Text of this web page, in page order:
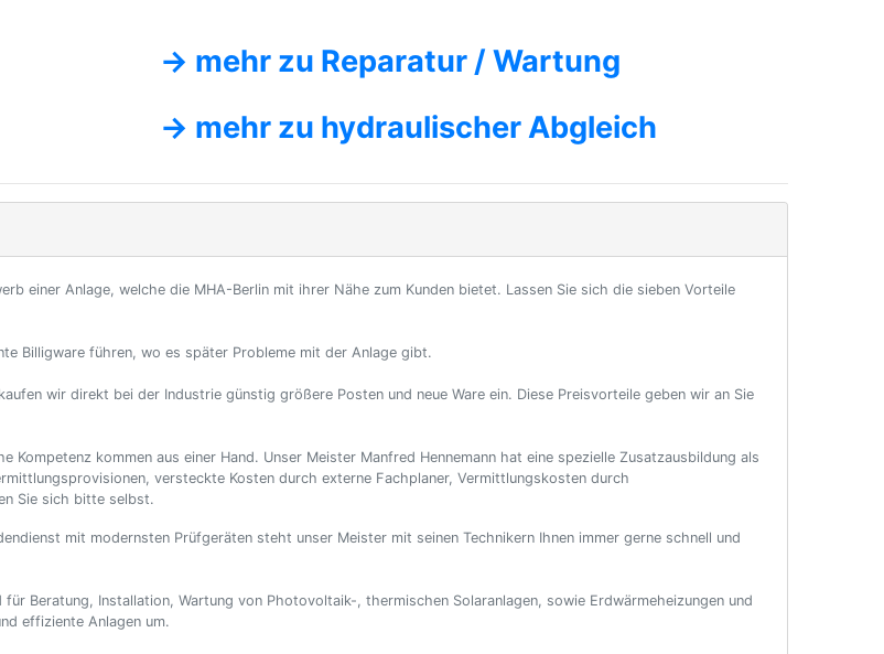
→ mehr zu Reparatur / Wartung
→ mehr zu hydraulischer Abgleich
einer Anlage, welche die MHA-Berlin mit ihrer Nähe zum Kunden bietet. Lassen Sie sich die sieben Vorteile
Billigware führen, wo es später Probleme mit der Anlage gibt.
wir direkt bei der Industrie günstig größere Posten und neue Ware ein. Diese Preisvorteile geben wir an Sie
kommen aus einer Hand. Unser Meister Manfred Hennemann hat eine spezielle Zusatzausbildung als
versteckte Kosten durch externe Fachplaner, Vermittlungskosten durch
Sie sich bitte selbst.
mit modernsten Prüfgeräten steht unser Meister mit seinen Technikern Ihnen immer gerne schnell und
Beratung, Installation, Wartung von Photovoltaik-, thermischen Solaranlagen, sowie Erdwärmeheizungen und
effiziente Anlagen um.